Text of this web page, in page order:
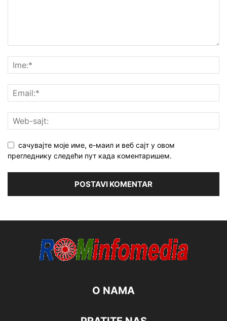
сачувајте моје име, е-маил и веб сајт у овом
прегледнику следећи пут када коментаришем.
O NAMA